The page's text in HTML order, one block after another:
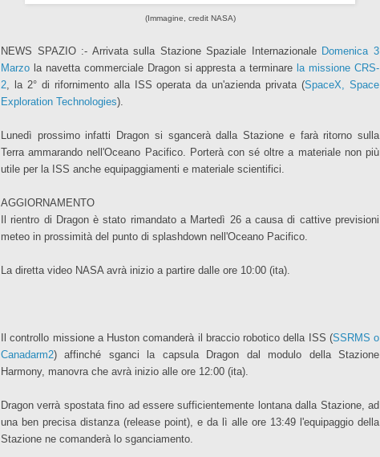
(Immagine, credit NASA)
NEWS SPAZIO :- Arrivata sulla Stazione Spaziale Internazionale Domenica 3
Marzo la navetta commerciale Dragon si appresta a terminarela missione CRS-
2 , la 2° di rifornimento alla ISS operata da un'azienda privata (SpaceX, Space
Exploration Technologies).
Lunedì prossimo infatti Dragon si sgancerà dalla Stazione e farà ritorno sulla
Terra ammarando nell'Oceano Pacifico. Porterà con sé oltre a materiale non più
utile per la ISS anche equipaggiamenti e materiale scientifici.
AGGIORNAMENTO
Il rientro di Dragon è stato rimandato a Martedì 26 a causa di cattive previsioni
meteo in prossimità del punto di splashdown nell'Oceano Pacifico.
La diretta video NASA avrà inizio a partire dalle ore 10:00 (ita).
Il controllo missione a Huston comanderà il braccio robotico della ISS (SSRMS o
Canadarm2) affinché sganci la capsula Dragon dal modulo della Stazione
Harmony, manovra che avrà inizio alle ore 12:00 (ita).
Dragon verrà spostata fino ad essere sufficientemente lontana dalla Stazione, ad
una ben precisa distanza (release point), e da lì alle ore 13:49 l'equipaggio della
Stazione ne comanderà lo sganciamento.